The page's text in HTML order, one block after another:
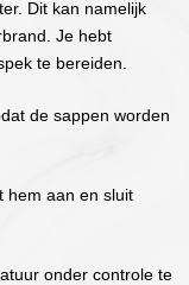
Dit kan namelijk
Je hebt
te bereiden.
de sappen worden
hem aan en sluit
onder controle te